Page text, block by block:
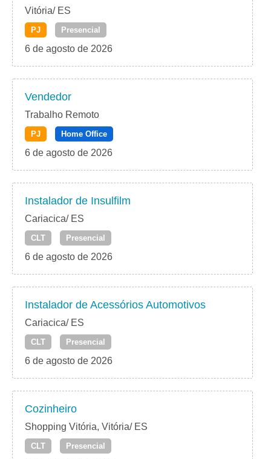
Vitória/ ES
PJ Presencial
6 de agosto de 2026
Vendedor
Trabalho Remoto
PJ Home Office
6 de agosto de 2026
Instalador de Insulfilm
Cariacica/ ES
CLT Presencial
6 de agosto de 2026
Instalador de Acessórios Automotivos
Cariacica/ ES
CLT Presencial
6 de agosto de 2026
Cozinheiro
Shopping Vitória, Vitória/ ES
CLT Presencial